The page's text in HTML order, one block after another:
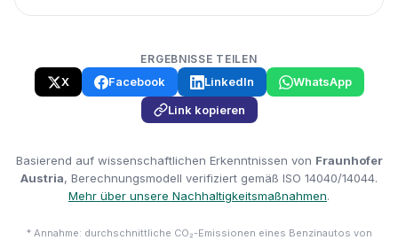
ERGEBNISSE TEILEN
X Facebook LinkedIn
WhatsApp
Link kopieren
Basierend auf wissenschaftlichen Erkenntnissen von Fraunhofer
Austria, Berechnungsmodell verifiziert gemäß ISO 14040/14044.
Mehr über unsere Nachhaltigkeitsmaßnahmen.
* Annahme: durchschnittliche CO₂-Emissionen eines Benzinautos von